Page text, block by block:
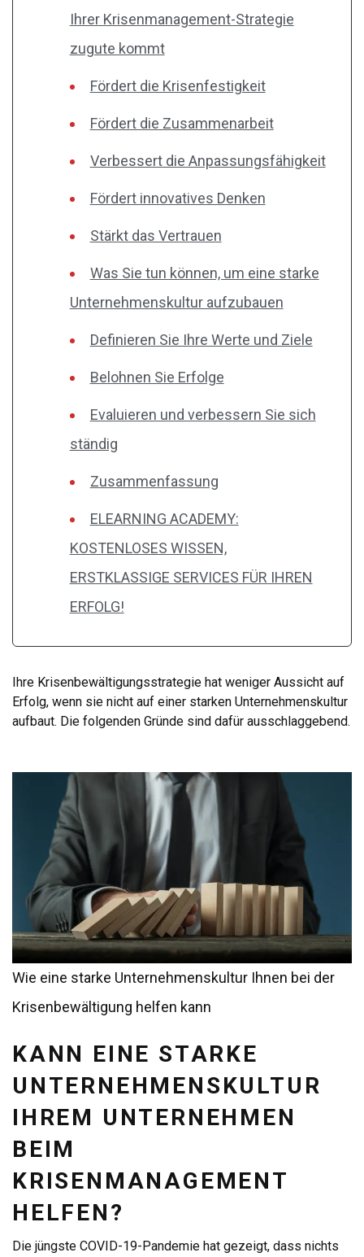
Ihrer Krisenmanagement-Strategie
zugute kommt
Fördert die Krisenfestigkeit
Fördert die Zusammenarbeit
Verbessert die Anpassungsfähigkeit
Fördert innovatives Denken
Stärkt das Vertrauen
Was Sie tun können, um eine starke
Unternehmenskultur aufzubauen
Definieren Sie Ihre Werte und Ziele
Belohnen Sie Erfolge
Evaluieren und verbessern Sie sich
ständig
Zusammenfassung
ELEARNING ACADEMY:
KOSTENLOSES WISSEN,
ERSTKLASSIGE SERVICES FÜR IHREN
ERFOLG!
Ihre Krisenbewältigungsstrategie hat weniger Aussicht auf
Erfolg, wenn sie nicht auf einer starken Unternehmenskultur
aufbaut. Die folgenden Gründe sind dafür ausschlaggebend.
Wie eine starke Unternehmenskultur Ihnen bei der
Krisenbewältigung helfen kann
KANN EINE STARKE
UNTERNEHMENSKULTUR
IHREM UNTERNEHMEN
BEIM
KRISENMANAGEMENT
HELFEN?
Die jüngste COVID-19-Pandemie hat gezeigt, dass nichts